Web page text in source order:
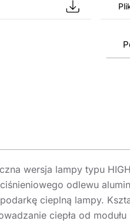
wersja lampy typu
odlewu
cieplną lampy.
ciepła od